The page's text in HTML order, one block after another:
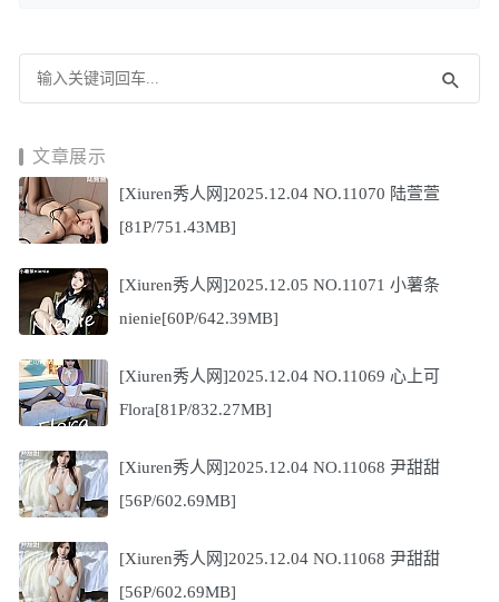
文章展示
[Xiuren秀人网]2025.12.04 NO.11070 陆萱萱
[81P/751.43MB]
[Xiuren秀人网]2025.12.05 NO.11071 小薯条
nienie[60P/642.39MB]
[Xiuren秀人网]2025.12.04 NO.11069 心上可
Flora[81P/832.27MB]
[Xiuren秀人网]2025.12.04 NO.11068 尹甜甜
[56P/602.69MB]
[Xiuren秀人网]2025.12.04 NO.11068 尹甜甜
[56P/602.69MB]